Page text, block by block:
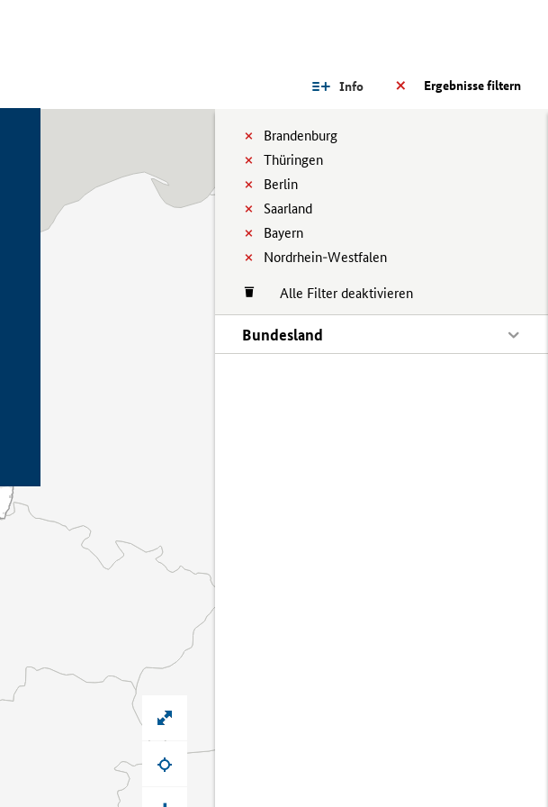
Ergebnisse filtern
Info
Brandenburg
Thüringen
Berlin
Saarland
Bayern
Nordrhein-Westfalen
Alle Filter deaktivieren
Bundesland